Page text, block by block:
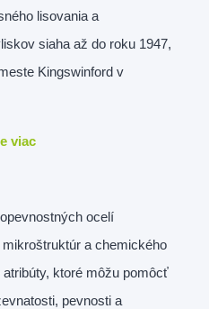
lisovania a
siaha až do roku 1947,
Kingswinford v
viac
ocelí
a chemického
ktoré môžu pomôcť
pevnosti a